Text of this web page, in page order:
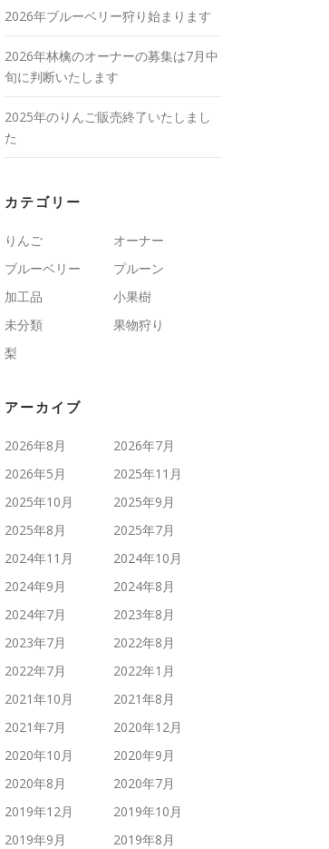
2026年ブルーベリー狩り始まります
2026年林檎のオーナーの募集は7月中
旬に判断いたします
2025年のりんご販売終了いたしまし
た
カテゴリー
りんご
オーナー
ブルーベリー
プルーン
加工品
小果樹
未分類
果物狩り
梨
アーカイブ
2026年8月
2026年7月
2026年5月
2025年11月
2025年10月
2025年9月
2025年8月
2025年7月
2024年11月
2024年10月
2024年9月
2024年8月
2024年7月
2023年8月
2023年7月
2022年8月
2022年7月
2022年1月
2021年10月
2021年8月
2021年7月
2020年12月
2020年10月
2020年9月
2020年8月
2020年7月
2019年12月
2019年10月
2019年9月
2019年8月